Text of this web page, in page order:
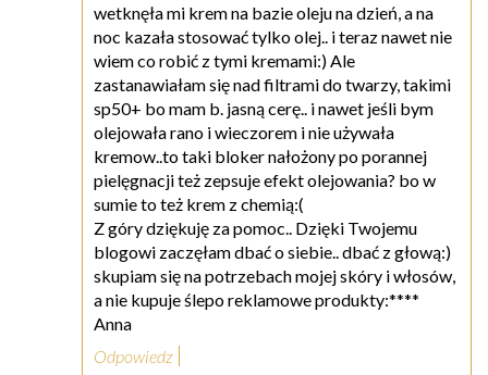
wetknęła mi krem na bazie oleju na dzień, a na
noc kazała stosować tylko olej.. i teraz nawet nie
wiem co robić z tymi kremami:) Ale
zastanawiałam się nad filtrami do twarzy, takimi
sp50+ bo mam b. jasną cerę.. i nawet jeśli bym
olejowała rano i wieczorem i nie używała
kremow..to taki bloker nałożony po porannej
pielęgnacji też zepsuje efekt olejowania? bo w
sumie to też krem z chemią:(
Z góry dziękuję za pomoc.. Dzięki Twojemu
blogowi zaczęłam dbać o siebie.. dbać z głową:)
skupiam się na potrzebach mojej skóry i włosów,
a nie kupuje ślepo reklamowe produkty:****
Anna
Odpowiedz